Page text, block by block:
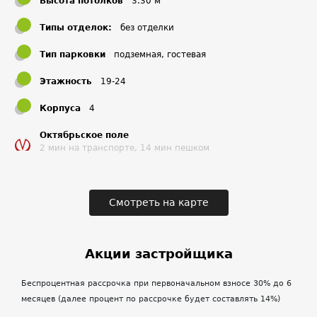
амфитеатр для соседских праздников. Наши
ландшафтные архитекторы подбирают крупномерные
специально для этого проекта. Часть растений будет
закуплена в Европе на крупнейших международных
выставках и ландшафтных салонах.
Квартальная гостиная с амфитеатром для поэтических
настольных игр – в этом доме Вы найдете настоящих
друзей и добрых соседей.
Типы отделок: без отделки
Тип парковки подземная, гостевая
Этажность 19-24
Корпуса 4
Октябрьское поле
2 мин на транспорте, 14 мин пешком
Смотреть на карте
Акции застройщика
Беспроцентная рассрочка при первоначальном взносе 30% до 6
месяцев (далее процент по рассрочке будет составлять 14%)